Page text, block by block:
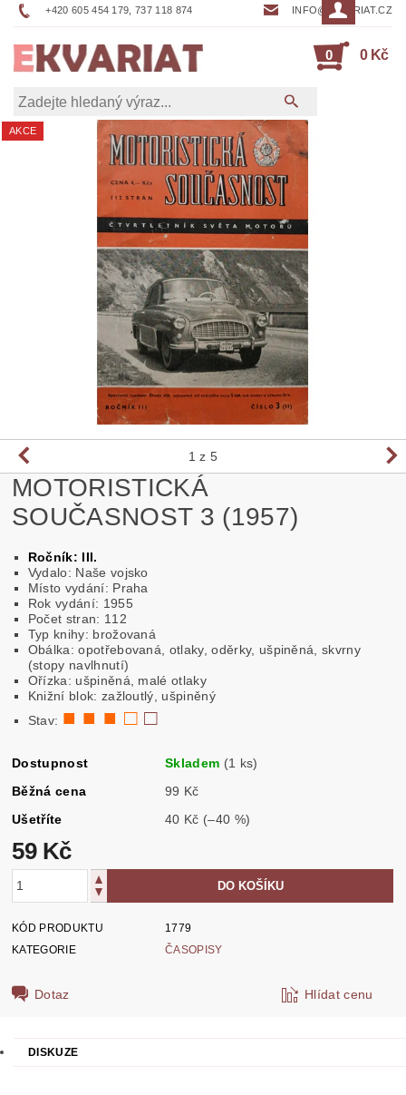
+420 605 454 179, 737 118 874 INFO@EKVARIAT.CZ
0 0 Kč
AKCE
1 z 5
MOTORISTICKÁ
SOUČASNOST 3 (1957)
Ročník: III.
Vydalo: Naše vojsko
Místo vydání: Praha
Rok vydání: 1955
Počet stran: 112
Typ knihy: brožovaná
Obálka: opotřebovaná, otlaky, oděrky, ušpiněná, skvrny
(stopy navlhnutí)
Ořízka: ušpiněná, malé otlaky
Knižní blok: zažloutlý, ušpiněný
Stav: ■ ■ ■ □ □
Dostupnost Skladem (1 ks)
Běžná cena
99 Kč
Ušetříte
40 Kč (–40 %)
59 Kč
KÓD PRODUKTU
1779
KATEGORIE
ČASOPISY
Dotaz Hlídat cenu
DISKUZE